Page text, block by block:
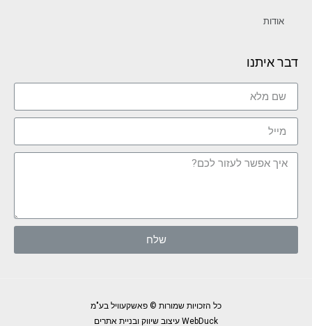
אודות
דבר איתנו
שלח
כל הזכויות שמורות © פאשקעוויל בע"מ
WebDuck עיצוב שיווק ובניית אתרים